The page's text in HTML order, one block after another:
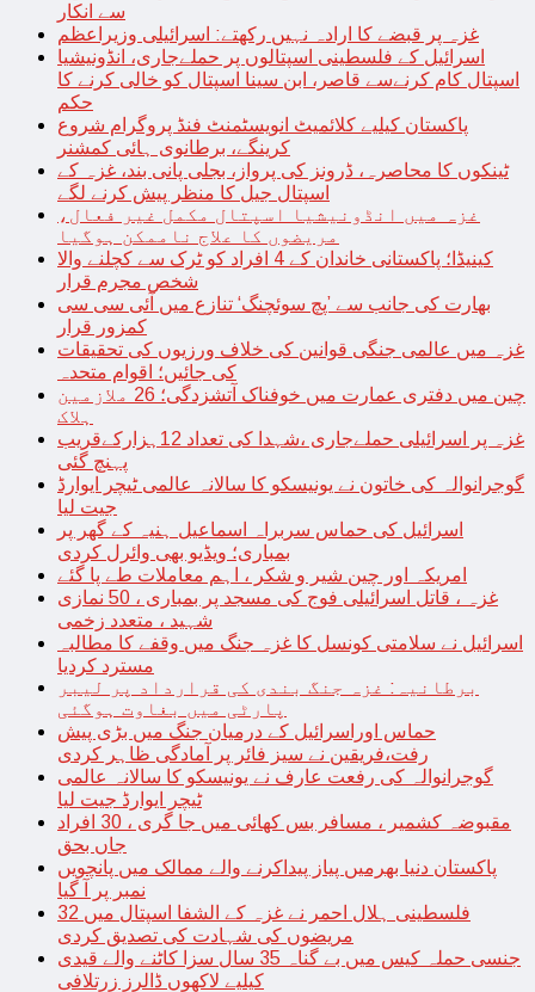
سے انکار
غزہ پر قبضے کا ارادہ نہیں رکھتے: اسرائیلی وزیراعظم
اسرائیل کے فلسطینی اسپتالوں پر حملےجاری، انڈونیشیا
اسپتال کام کرنےسے قاصر، ابن سینا اسپتال کو خالی کرنے کا
حکم
پاکستان کیلیے کلائمیٹ انویسٹمنٹ فنڈ پروگرام شروع
کرینگے، برطانوی ہائی کمشنر
ٹینکوں کا محاصرہ، ڈرونز کی پرواز، بجلی پانی بند، غزہ کے
اسپتال جیل کا منظر پیش کرنے لگے
غزہ میں انڈونیشیا اسپتال مکمل غیر فعال،
مریضوں کا علاج ناممکن ہوگیا
کینیڈا؛ پاکستانی خاندان کے 4 افراد کو ٹرک سے کچلنے والا
شخص مجرم قرار
بھارت کی جانب سے ’پچ سوئچنگ‘ تنازع میں آئی سی سی
کمزور قرار
غزہ میں عالمی جنگی قوانین کی خلاف ورزیوں کی تحقیقات
کی جائیں؛ اقوام متحدہ
چین میں دفتری عمارت میں خوفناک آتشزدگی؛ 26 ملازمین
ہلاک
غزہ پر اسرائیلی حملےجاری ،شہدا کی تعداد 12ہزارکےقریب
پہنچ گئی
گوجرانوالہ کی خاتون نے یونیسکو کا سالانہ عالمی ٹیچر ایوارڈ
جیت لیا
اسرائیل کی حماس سربراہ اسماعیل ہنیہ کے گھر پر
بمباری؛ ویڈیو بھی وائرل کردی
امریکہ اور چین شیر و شکر ، اہم معاملات طے پا گئے
غزہ ، قاتل اسرائیلی فوج کی مسجد پر بمباری ، 50 نمازی
شہید ، متعدد زخمی
اسرائیل نے سلامتی کونسل کا غزہ جنگ میں وقفے کا مطالبہ
مسترد کردیا
برطانیہ: غزہ جنگ بندی کی قرارداد پر لیبر
پارٹی میں بغاوت ہوگئی
حماس اوراسرائیل کے درمیان جنگ میں بڑی پیش
رفت،فریقین نے سیز فائر پر آمادگی ظاہر کردی
گوجرانوالہ کی رفعت عارف نے یونیسکو کا سالانہ عالمی
ٹیچر ایوارڈ جیت لیا
مقبوضہ کشمیر ، مسافر بس کھائی میں جا گری ، 30 افراد
جاں بحق
پاکستان دنیا بھرمیں پیاز پیداکرنے والے ممالک میں پانچویں
نمبر پر آ گیا
فلسطینی ہلال احمر نے غزہ کے الشفا اسپتال میں 32
مریضوں کی شہادت کی تصدیق کردی
جنسی حملہ کیس میں بے گناہ 35 سال سزا کاٹنے والے قیدی
کیلیے لاکھوں ڈالرز زرتلافی